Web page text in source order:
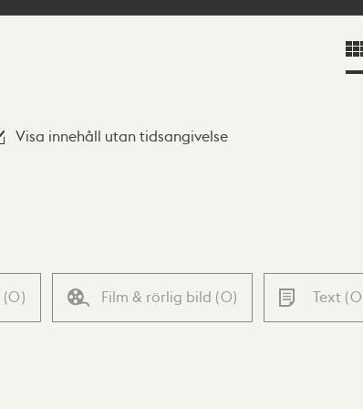
Visa innehåll utan tidsangivelse
(0) Film & rörlig bild (0) Text (0